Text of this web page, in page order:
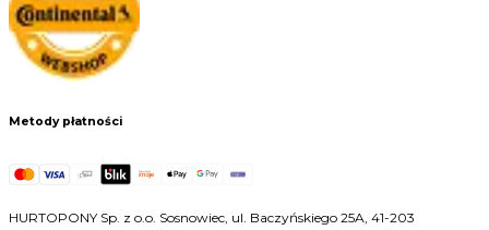
Metody płatności
HURTOPONY Sp. z o.o. Sosnowiec, ul. Baczyńskiego 25A, 41-203